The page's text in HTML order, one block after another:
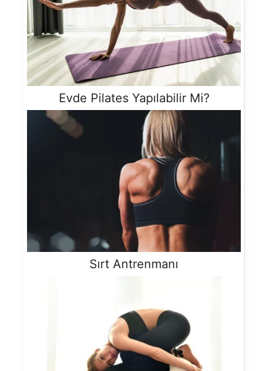
Evde Pilates Yapılabilir Mi?
Sırt Antrenmanı